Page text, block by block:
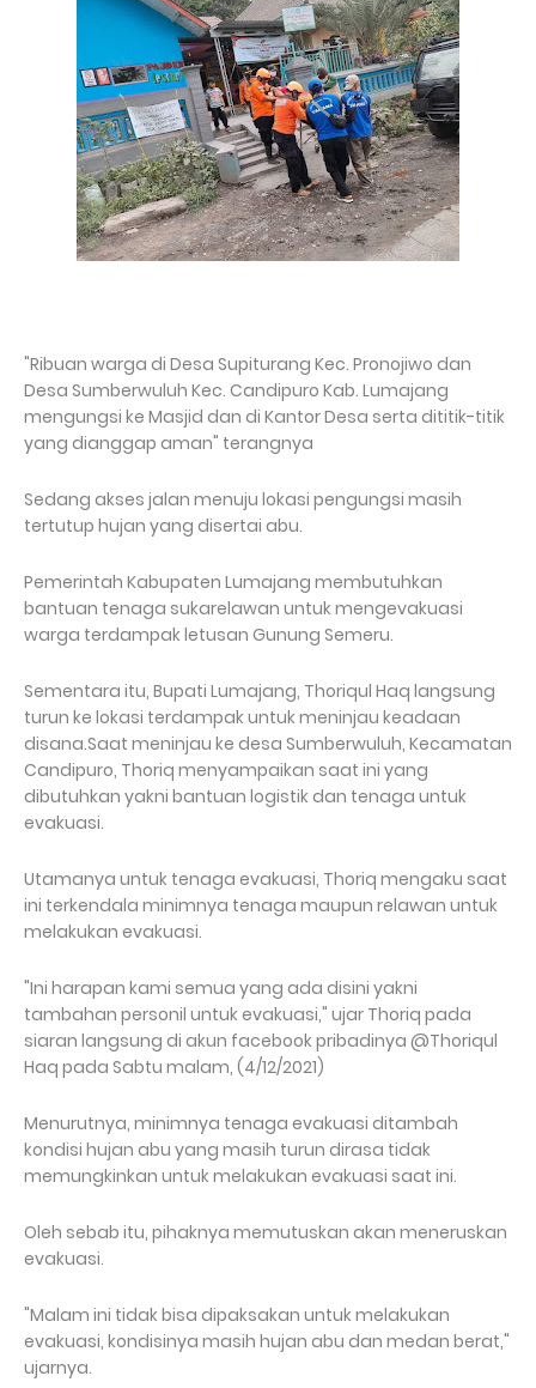
"Ribuan warga di Desa Supiturang Kec. Pronojiwo dan
Desa Sumberwuluh Kec. Candipuro Kab. Lumajang
mengungsi ke Masjid dan di Kantor Desa serta dititik-titik
yang dianggap aman" terangnya
Sedang akses jalan menuju lokasi pengungsi masih
tertutup hujan yang disertai abu.
Pemerintah Kabupaten Lumajang membutuhkan
bantuan tenaga sukarelawan untuk mengevakuasi
warga terdampak letusan Gunung Semeru.
Sementara itu, Bupati Lumajang, Thoriqul Haq langsung
turun ke lokasi terdampak untuk meninjau keadaan
disana.Saat meninjau ke desa Sumberwuluh, Kecamatan
Candipuro, Thoriq menyampaikan saat ini yang
dibutuhkan yakni bantuan logistik dan tenaga untuk
evakuasi.
Utamanya untuk tenaga evakuasi, Thoriq mengaku saat
ini terkendala minimnya tenaga maupun relawan untuk
melakukan evakuasi.
"Ini harapan kami semua yang ada disini yakni
tambahan personil untuk evakuasi," ujar Thoriq pada
siaran langsung di akun facebook pribadinya @Thoriqul
Haq pada Sabtu malam, (4/12/2021)
Menurutnya, minimnya tenaga evakuasi ditambah
kondisi hujan abu yang masih turun dirasa tidak
memungkinkan untuk melakukan evakuasi saat ini.
Oleh sebab itu, pihaknya memutuskan akan meneruskan
evakuasi.
"Malam ini tidak bisa dipaksakan untuk melakukan
evakuasi, kondisinya masih hujan abu dan medan berat,"
ujarnya.